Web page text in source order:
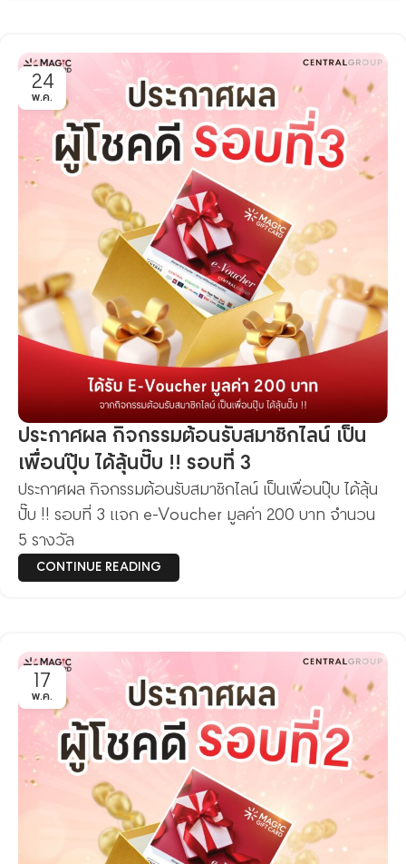
24
พ.ค.
ประกาศผล กิจกรรมต้อนรับสมาชิกไลน์ เป็น
เพื่อนปุ๊บ ได้ลุ้นปั๊บ !! รอบที่ 3
ประกาศผล กิจกรรมต้อนรับสมาชิกไลน์ เป็นเพื่อนปุ๊บ ได้ลุ้น
ปั๊บ !! รอบที่ 3 แจก e-Voucher มูลค่า 200 บาท จำนวน
5 รางวัล
CONTINUE READING
17
พ.ค.